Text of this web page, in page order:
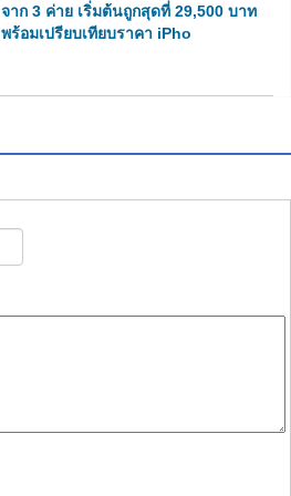
จาก 3 ค่าย เริ่มต้นถูกสุดที่ 29,500 บาท
พร้อมเปรียบเทียบราคา iPho